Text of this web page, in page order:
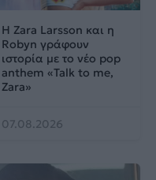
Η Zara Larsson και η
Robyn γράφουν
ιστορία με το νέο pop
anthem «Talk to me,
Zara»
07.08.2026